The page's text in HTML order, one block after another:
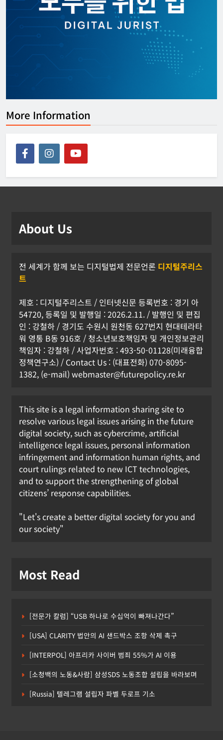
[KOR] ‘디지털노마드’ 비자 정식 도입
2026년 07월 08일
[KOR] 휴대전화 개통 시 안면인증, 6일
부터 시행
강철하 선임기자 2026년 07월 01일
0
More Information
About Us
전 세계가 함께 보는 디지털법제 전문언론 디지털주리스
트
제호 : 디지털주리스트 / 인터넷신문 등록번호 : 경기 아
54720, 등록일 및 발행일 : 2026.2.11. / 발행인 및 편집
인 : 강철하 / 경기도 수원시 원천동 627번지 현대테라타
워 영통 B동 916호 / 청소년보호책임자 및 개인정보관리
책임자 : 강철하 / 사업자번호 : 493-50-01128(미래융합
정책연구소) / Contact Us : (대표전화) 070-8095-
1382, (e-mail) webmaster@futurepolicy.re.kr
This site is a legal information sharing site to
resolve various legal issues arising in the future
digital society, such as cybercrime, artificial
intelligence legal issues, personal information
infringement and information human rights, and
court rulings related to new ICT technologies,
and to support the strengthening of global
citizens’ response capabilities.
"Let's create a better digital society for you and
our society"
Most Read
[전문가 칼럼] “USB 하나로 수십억이 빠져나간다”
[USA] CLARITY 법안의 AI 샌드박스 조항 삭제 촉구
[INTERPOL] 아프리카 사이버 범죄 55%가 AI 이용
[소청백의 노동&사람] 삼성SDS 노동조합 설립을 바라보며
[Russia] 텔레그램 설립자 파벨 두로프 기소